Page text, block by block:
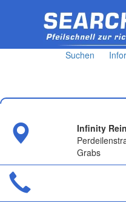
Suchen
Infinity
Grabs